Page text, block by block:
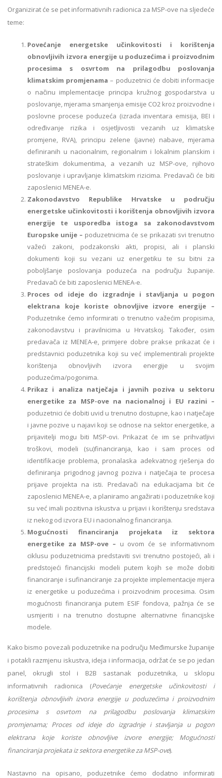
Organizirat će se pet informativnih radionica za MSP-ove na sljedeće
teme:
Povećanje energetske učinkovitosti i korištenja
obnovljivih izvora energije u poduzećima i proizvodnim
procesima s osvrtom na prilagodbu poslovanja
klimatskim promjenama – poduzetnici će dobiti informacije
o načinu implementacije principa kružnog gospodarstva u
poslovanje, mjerama smanjenja emisije CO2 kroz proizvodne i
poslovne procese poduzeća (izrada inventara emisija, BEI i
određivanje rizika i osjetljivosti vezanih uz klimatske
promjene, RVA), principu zelene (javne) nabave, mjerama
definiranih u nacionalnim, regionalnim i lokalnim planskim i
strateškim dokumentima, a vezanih uz MSP-ove, njihovo
poslovanje i upravljanje klimatskim rizicima. Predavači će biti
zaposlenici MENEA-e.
Zakonodavstvo Republike Hrvatske u području
energetske učinkovitosti i korištenja obnovljivih izvora
energije te usporedba istoga sa zakonodavstvom
Europske unije – poduzetnicima će se prikazati svi trenutno
važeći zakoni, podzakonski akti, propisi, ali i planski
dokumenti koji su vezani uz energetiku te su bitni za
poboljšanje poslovanja poduzeća na području županije.
Predavači će biti zaposlenici MENEA-e.
Proces od ideje do izgradnje i stavljanja u pogon
elektrana koje koriste obnovljive izvore energije –
Poduzetnike ćemo informirati o trenutno važećim propisima,
zakonodavstvu i pravilnicima u Hrvatskoj. Također, osim
predavača iz MENEA-e, primjere dobre prakse prikazat će i
predstavnici poduzetnika koji su već implementirali projekte
korištenja obnovljivih izvora energije u svojim
poduzećima/pogonima.
Prikaz i analiza natječaja i javnih poziva u sektoru
energetike za MSP-ove na nacionalnoj i EU razini –
poduzetnici će dobiti uvid u trenutno dostupne, kao i natječaje
i javne pozive u najavi koji se odnose na sektor energetike, a
prijavitelji mogu biti MSP-ovi. Prikazat će im se prihvatljivi
troškovi, modeli (su)financiranja, kao i sam proces od
identifikacije problema, pronalaska adekvatnog rješenja do
definiranja prigodnog javnog poziva i natječaja te procesa
prijave projekta na isti. Predavači na edukacijama bit će
zaposlenici MENEA-e, a planiramo angažirati i poduzetnike koji
su već imali pozitivna iskustva u prijavi i korištenju sredstava
iz nekog od izvora EU i nacionalnog financiranja.
Mogućnosti financiranja projekata iz sektora
energetike za MSP-ove – u ovom će se informativnom
ciklusu poduzetnicima predstaviti svi trenutno postojeći, ali i
predstojeći financijski modeli putem kojih se može dobiti
financiranje i sufinanciranje za projekte implementacije mjera
iz energetike u poduzećima i proizvodnim procesima. Osim
mogućnosti financiranja putem ESIF fondova, pažnja će se
usmjeriti i na trenutno dostupne alternativne financijske
modele.
Kako bismo povezali poduzetnike na području Međimurske županije
i potakli razmjenu iskustva, ideja i informacija, održat će se po jedan
panel, okrugli stol i B2B sastanak poduzetnika, u sklopu
informativnih radionica (Povećanje energetske učinkovitosti i
korištenja obnovljivih izvora energije u poduzećima i proizvodnim
procesima s osvrtom na prilagodbu poslovanja klimatskim
promjenama; Proces od ideje do izgradnje i stavljanja u pogon
elektrana koje koriste obnovljive izvore energije; Mogućnosti
financiranja projekata iz sektora energetike za MSP-ove).
Nastavno na opisano, poduzetnike ćemo dodatno informirati